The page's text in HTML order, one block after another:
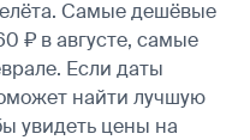
Самые дешёвые
₽ в августе, самые
Если даты
найти лучшую
увидеть цены на